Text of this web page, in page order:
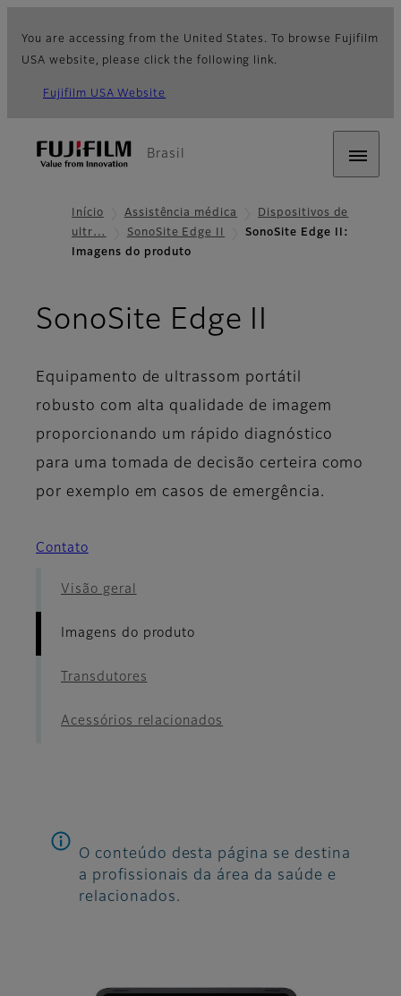
You are accessing from the United States. To browse Fujifilm
USA website, please click the following link.
Fujifilm USA Website
Brasil
Início Assistência médica
Dispositivos de
ultr…
SonoSite Edge II
SonoSite Edge II:
Imagens do produto
SonoSite Edge II
Equipamento de ultrassom portátil
robusto com alta qualidade de imagem
proporcionando um rápido diagnóstico
para uma tomada de decisão certeira como
por exemplo em casos de emergência.
Contato
Visão geral
Imagens do produto
Transdutores
Acessórios relacionados
O conteúdo desta página se destina
a profissionais da área da saúde e
relacionados.